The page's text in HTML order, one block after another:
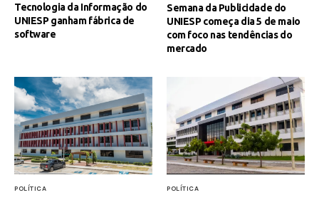
Tecnologia da Informação do
UNIESP ganham fábrica de
software
Semana da Publicidade do
UNIESP começa dia 5 de maio
com foco nas tendências do
mercado
POLÍTICA POLÍTICA